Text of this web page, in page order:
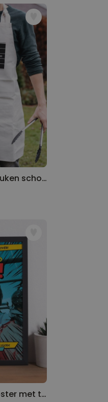
Personaliseerbaar keuken schort 100 procent
Personaliseerbare poster met tekst en foto in comic stijl